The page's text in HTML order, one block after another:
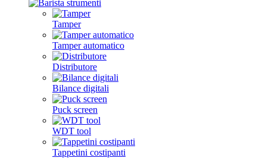
Tamper
Tamper automatico
Distributore
Bilance digitali
Puck screen
WDT tool
Tappetini costipanti